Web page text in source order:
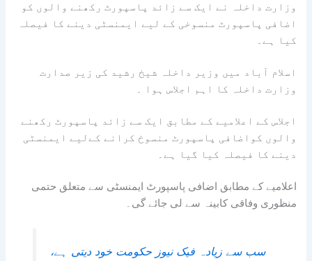
وزارت داخلہ نے ایک سے زائد پاسپورٹ رکھنے والوں کو
اضافی پاسپورٹ منسوخی کے لیے ایمنسٹی دینے کا فیصلہ
کیا ہے۔
اسلام آباد میں وزیر داخلہ شیخ رشید کی زیر صدارت
وزارت داخلہ کا اہم اجلاس ہوا ۔
اجلاس کے اعلامیے کے مطابق ایک سے زائد پاسپورٹ رکھنے
والوں کواضافی پاسپورٹ منسوخ کرانے کےلیے ایمنسٹی
دینے کا فیصلہ کیا گیا ہے۔
اعلامیے کے مطابق اضافی پاسپورٹ ایمنسٹی سے متعلق حتمی
منظوری وفاقی کابینہ سے لی جائے گی۔
سب سے زیادہ فیک نیوز حکومت خود دیتی ہے،